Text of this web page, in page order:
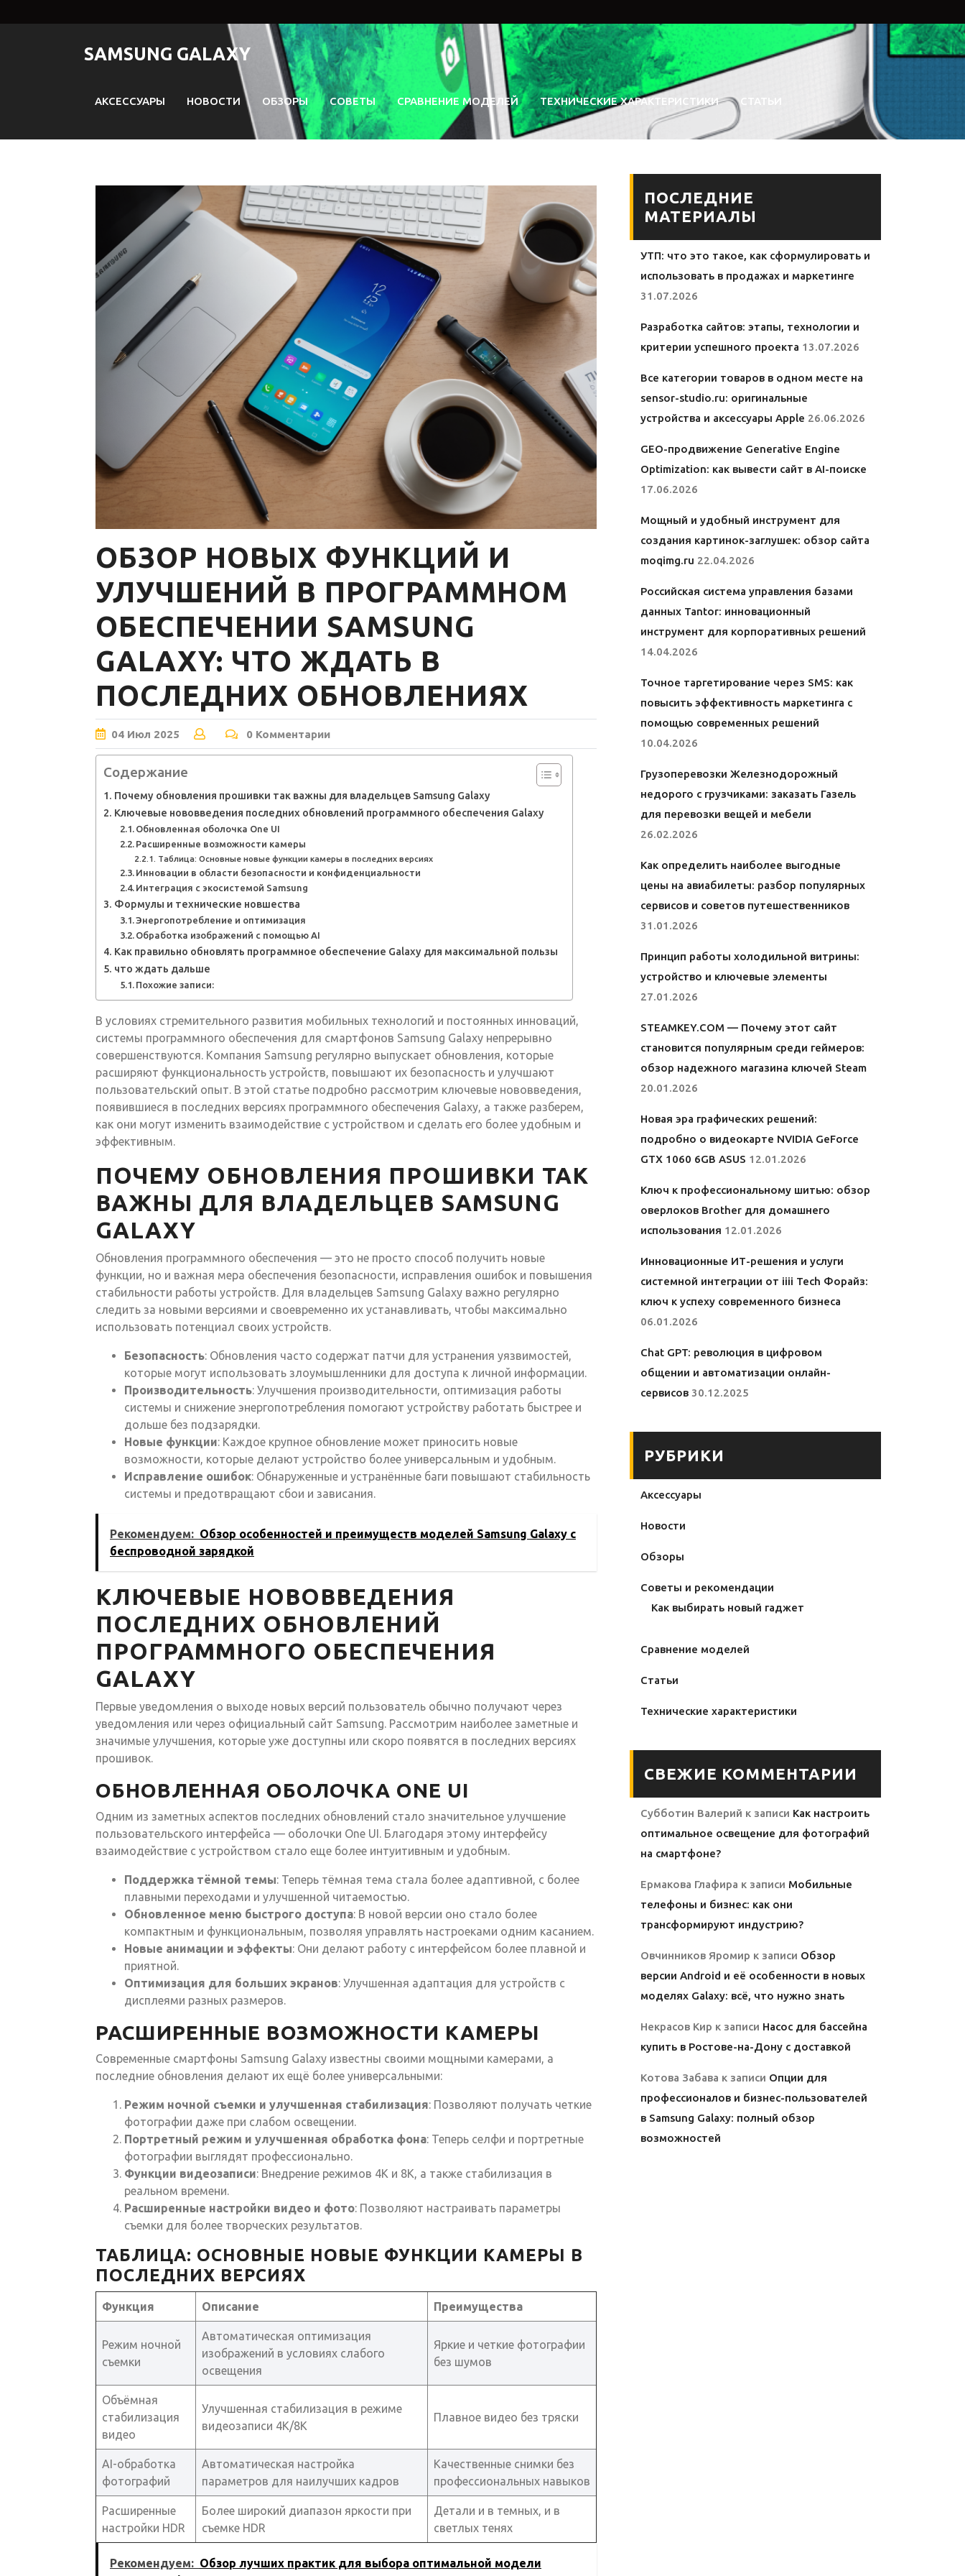
к
SAMSUNG GALAXY
АКСЕССУАРЫ НОВОСТИ ОБЗОРЫ СОВЕТЫ СРАВНЕНИЕ МОДЕЛЕЙ ТЕХНИЧЕСКИЕ ХАРАКТЕРИСТИКИ СТАТЬИ
ОБЗОР НОВЫХ ФУНКЦИЙ И
УЛУЧШЕНИЙ В ПРОГРАММНОМ
ОБЕСПЕЧЕНИИ SAMSUNG
GALAXY: ЧТО ЖДАТЬ В
ПОСЛЕДНИХ ОБНОВЛЕНИЯХ
04 Июл 2025 0 Комментарии
Содержание
Почему обновления прошивки так важны для владельцев Samsung Galaxy
Ключевые нововведения последних обновлений программного обеспечения Galaxy
Обновленная оболочка One UI
Расширенные возможности камеры
Таблица: Основные новые функции камеры в последних версиях
Инновации в области безопасности и конфиденциальности
Интеграция с экосистемой Samsung
Формулы и технические новшества
Энергопотребление и оптимизация
Обработка изображений с помощью AI
Как правильно обновлять программное обеспечение Galaxy для максимальной пользы
что ждать дальше
Похожие записи:
В условиях стремительного развития мобильных технологий и постоянных инноваций,
системы программного обеспечения для смартфонов Samsung Galaxy непрерывно
совершенствуются. Компания Samsung регулярно выпускает обновления, которые
расширяют функциональность устройств, повышают их безопасность и улучшают
пользовательский опыт. В этой статье подробно рассмотрим ключевые нововведения,
появившиеся в последних версиях программного обеспечения Galaxy, а также разберем,
как они могут изменить взаимодействие с устройством и сделать его более удобным и
эффективным.
ПОЧЕМУ ОБНОВЛЕНИЯ ПРОШИВКИ ТАК
ВАЖНЫ ДЛЯ ВЛАДЕЛЬЦЕВ SAMSUNG
GALAXY
Обновления программного обеспечения — это не просто способ получить новые
функции, но и важная мера обеспечения безопасности, исправления ошибок и повышения
стабильности работы устройств. Для владельцев Samsung Galaxy важно регулярно
следить за новыми версиями и своевременно их устанавливать, чтобы максимально
использовать потенциал своих устройств.
Безопасность: Обновления часто содержат патчи для устранения уязвимостей,
которые могут использовать злоумышленники для доступа к личной информации.
Производительность: Улучшения производительности, оптимизация работы
системы и снижение энергопотребления помогают устройству работать быстрее и
дольше без подзарядки.
Новые функции: Каждое крупное обновление может приносить новые
возможности, которые делают устройство более универсальным и удобным.
Исправление ошибок: Обнаруженные и устранённые баги повышают стабильность
системы и предотвращают сбои и зависания.
Рекомендуем: Обзор особенностей и преимуществ моделей Samsung Galaxy с
беспроводной зарядкой
КЛЮЧЕВЫЕ НОВОВВЕДЕНИЯ
ПОСЛЕДНИХ ОБНОВЛЕНИЙ
ПРОГРАММНОГО ОБЕСПЕЧЕНИЯ
GALAXY
Первые уведомления о выходе новых версий пользователь обычно получают через
уведомления или через официальный сайт Samsung. Рассмотрим наиболее заметные и
значимые улучшения, которые уже доступны или скоро появятся в последних версиях
прошивок.
ОБНОВЛЕННАЯ ОБОЛОЧКА ONE UI
Одним из заметных аспектов последних обновлений стало значительное улучшение
пользовательского интерфейса — оболочки One UI. Благодаря этому интерфейсу
взаимодействие с устройством стало еще более интуитивным и удобным.
Поддержка тёмной темы: Теперь тёмная тема стала более адаптивной, с более
плавными переходами и улучшенной читаемостью.
Обновленное меню быстрого доступа: В новой версии оно стало более
компактным и функциональным, позволяя управлять настроеками одним касанием.
Новые анимации и эффекты: Они делают работу с интерфейсом более плавной и
приятной.
Оптимизация для больших экранов: Улучшенная адаптация для устройств с
дисплеями разных размеров.
РАСШИРЕННЫЕ ВОЗМОЖНОСТИ КАМЕРЫ
Современные смартфоны Samsung Galaxy известны своими мощными камерами, а
последние обновления делают их ещё более универсальными:
Режим ночной съемки и улучшенная стабилизация: Позволяют получать четкие
фотографии даже при слабом освещении.
Портретный режим и улучшенная обработка фона: Теперь селфи и портретные
фотографии выглядят профессионально.
Функции видеозаписи: Внедрение режимов 4K и 8K, а также стабилизация в
реальном времени.
Расширенные настройки видео и фото: Позволяют настраивать параметры
съемки для более творческих результатов.
ТАБЛИЦА: ОСНОВНЫЕ НОВЫЕ ФУНКЦИИ КАМЕРЫ В
ПОСЛЕДНИХ ВЕРСИЯХ
Функция Описание Преимущества
Режим ночной
съемки
Автоматическая оптимизация
изображений в условиях слабого
освещения
Яркие и четкие фотографии
без шумов
Объёмная
стабилизация
видео
Улучшенная стабилизация в режиме
видеозаписи 4K/8K
Плавное видео без тряски
AI-обработка
фотографий
Автоматическая настройка
параметров для наилучших кадров
Качественные снимки без
профессиональных навыков
Расширенные
настройки HDR
Более широкий диапазон яркости при
съемке HDR
Детали и в темных, и в
светлых тенях
Рекомендуем: Обзор лучших практик для выбора оптимальной модели
ПОСЛЕДНИЕ
МАТЕРИАЛЫ
УТП: что это такое, как сформулировать и
использовать в продажах и маркетинге
31.07.2026
Разработка сайтов: этапы, технологии и
критерии успешного проекта 13.07.2026
Все категории товаров в одном месте на
sensor-studio.ru: оригинальные
устройства и аксессуары Apple 26.06.2026
GEO-продвижение Generative Engine
Optimization: как вывести сайт в AI-поиске
17.06.2026
Мощный и удобный инструмент для
создания картинок-заглушек: обзор сайта
moqimg.ru 22.04.2026
Российская система управления базами
данных Tantor: инновационный
инструмент для корпоративных решений
14.04.2026
Точное таргетирование через SMS: как
повысить эффективность маркетинга с
помощью современных решений
10.04.2026
Грузоперевозки Железнодорожный
недорого с грузчиками: заказать Газель
для перевозки вещей и мебели
26.02.2026
Как определить наиболее выгодные
цены на авиабилеты: разбор популярных
сервисов и советов путешественников
31.01.2026
Принцип работы холодильной витрины:
устройство и ключевые элементы
27.01.2026
STEAMKEY.COM — Почему этот сайт
становится популярным среди геймеров:
обзор надежного магазина ключей Steam
20.01.2026
Новая эра графических решений:
подробно о видеокарте NVIDIA GeForce
GTX 1060 6GB ASUS 12.01.2026
Ключ к профессиональному шитью: обзор
оверлоков Brother для домашнего
использования 12.01.2026
Инновационные ИТ-решения и услуги
системной интеграции от iiii Tech Форайз:
ключ к успеху современного бизнеса
06.01.2026
Chat GPT: революция в цифровом
общении и автоматизации онлайн-
сервисов 30.12.2025
РУБРИКИ
Аксессуары
Новости
Обзоры
Советы и рекомендации
Как выбирать новый гаджет
Сравнение моделей
Статьи
Технические характеристики
СВЕЖИЕ КОММЕНТАРИИ
Субботин Валерий к записи Как настроить
оптимальное освещение для фотографий
на смартфоне?
Ермакова Глафира к записи Мобильные
телефоны и бизнес: как они
трансформируют индустрию?
Овчинников Яромир к записи Обзор
версии Android и её особенности в новых
моделях Galaxy: всё, что нужно знать
Некрасов Кир к записи Насос для бассейна
купить в Ростове-на-Дону с доставкой
Котова Забава к записи Опции для
профессионалов и бизнес-пользователей
в Samsung Galaxy: полный обзор
возможностей